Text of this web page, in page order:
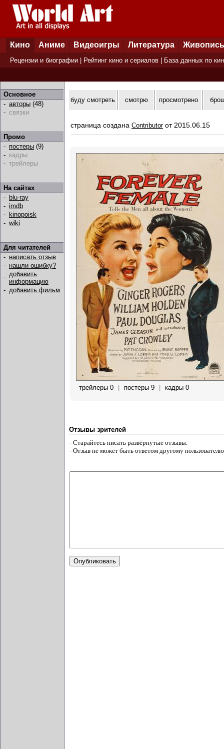
Кино Аниме Видеоигры Литература Живопись
Рецензии и биографии Рейтинг кино и сериалов База данных по
Основное
- авторы (48)
- связки
Промо
- постеры (9)
- кадры
- трейлеры
На сайтах
- blu-ray
- imdb
- kinopoisk
- wiki
Для читателей
- написать отзыв
- нашли ошибку?
- добавить
информацию
- добавить фильм
буду смотреть смотрю просмотрено
страница создана Contributorот 2015.06.15
трейлеры 0 постеры 9 кадры 0
Отзывы зрителей
- Старайтесь писать развёрнутые отзывы.
- Отзыв не может быть ответом другому